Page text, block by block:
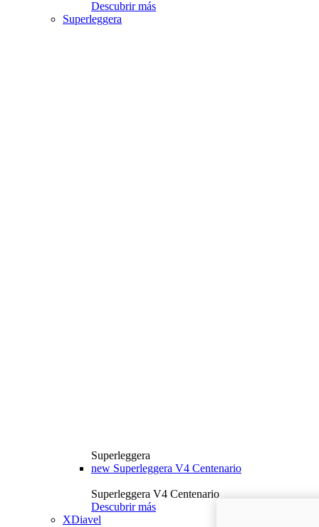
Descubrir más
Superleggera
Superleggera
new Superleggera V4 Centenario
Superleggera V4 Centenario
Descubrir más
XDiavel